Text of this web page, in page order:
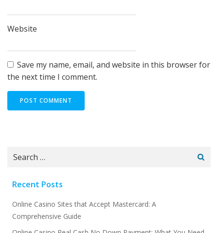
Website
Save my name, email, and website in this browser for
the next time I comment.
Search
Recent Posts
Online Casino Sites that Accept Mastercard: A
Comprehensive Guide